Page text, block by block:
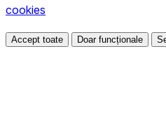
cookies
Accept toate Doar funcționale